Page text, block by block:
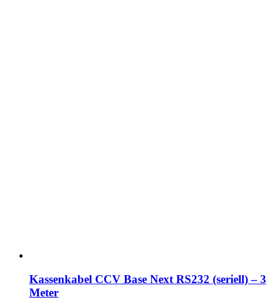
Kassenkabel CCV Base Next RS232 (seriell) – 3
Meter